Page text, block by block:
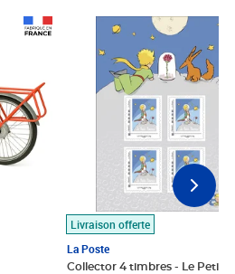
Livraison offerte
La Poste
Collector 4 timbres - Le Petit
Prix 7,50€